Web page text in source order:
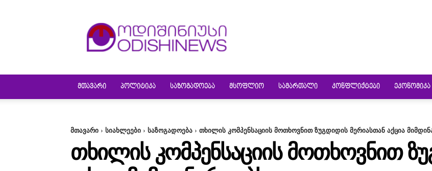
ᲛᲗᲐᲕᲐᲠᲘ ᲞᲝᲚᲘᲢᲘᲙᲐ ᲡᲐᲖᲝᲒᲐᲓᲝᲔᲑᲐ ᲛᲡᲝᲤᲚᲘᲝ ᲡᲐᲛᲐᲠᲗᲐᲚᲘ ᲙᲝᲜᲤᲚᲘᲥᲢᲔᲑᲘ ᲔᲙᲝᲜᲝᲛᲘᲙᲐ
მთავარი სიახლეები საზოგადოება თხილის კომპენსაციის მოთხოვნით ზუგდიდის მერიასთან აქცია
ᲗᲮᲘᲚᲘᲡ ᲙᲝᲛᲞᲔᲜᲡᲐᲪᲘᲘᲡ ᲛᲝᲗᲮᲝᲕᲜᲘᲗ